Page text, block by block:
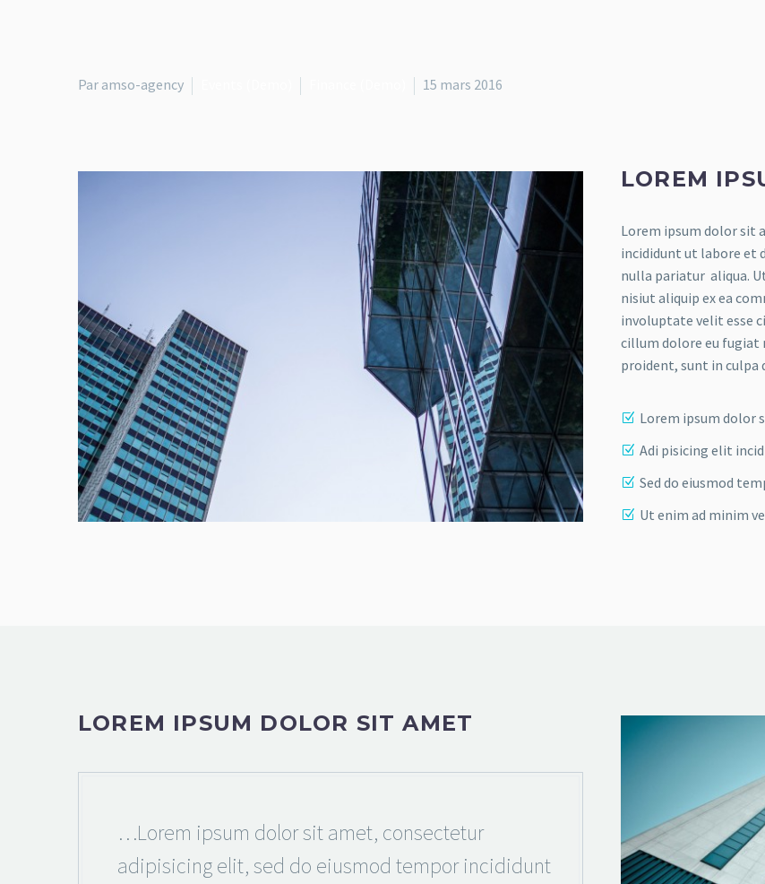
Par amso-agency 15 mars 2016
LOREM
Lorem ipsum dolor sit
incididunt ut labore et
nulla pariatur aliqua.
nisiut aliquip ex ea
involuptate velit esse
cillum dolore eu fugiat
proident, sunt in culpa
Lorem ipsum dolor
Adi pisicing elit
Sed do eiusmod
Ut enim ad minim
LOREM IPSUM DOLOR SIT AMET
…Lorem ipsum dolor sit amet, consectetur
adipisicing elit, sed do eiusmod tempor incididunt